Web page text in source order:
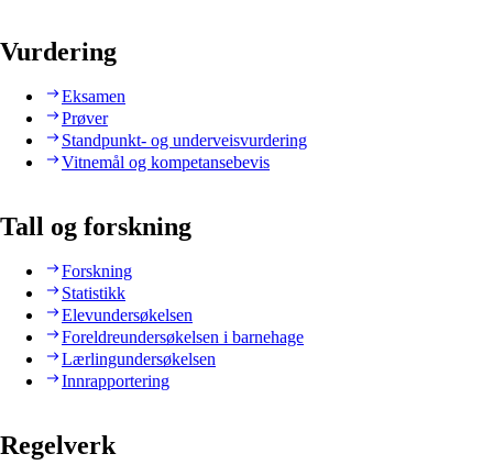
Vurdering
Eksamen
Prøver
Standpunkt- og underveisvurdering
Vitnemål og kompetansebevis
Tall og forskning
Forskning
Statistikk
Elevundersøkelsen
Foreldreundersøkelsen i barnehage
Lærlingundersøkelsen
Innrapportering
Regelverk